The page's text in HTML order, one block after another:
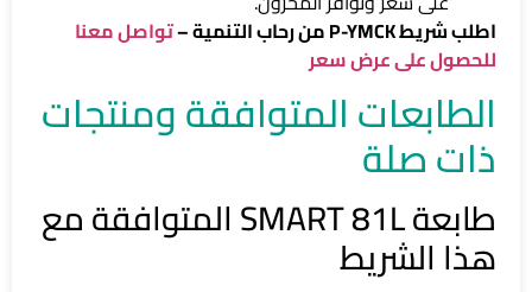
اطلب شريط P-YMCK من رحاب التنمية –
تواصل معنا
للحصول على عرض سعر
الطابعات المتوافقة ومنتجات
ذات صلة
طابعة SMART 81L المتوافقة مع
هذا الشريط